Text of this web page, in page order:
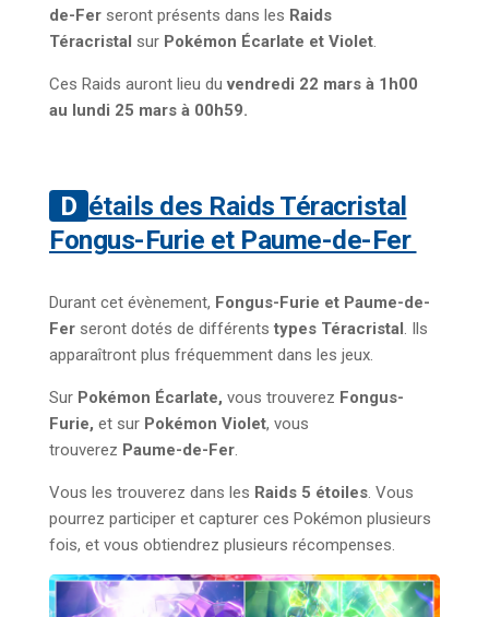
de-Fer seront présents dans les Raids
Téracristal sur Pokémon Écarlate et Violet.
Ces Raids auront lieu duvendredi 22 mars à 1h00
au lundi 25 mars à 00h59.
Détails des Raids Téracristal
Fongus-Furie et Paume-de-Fer
Durant cet évènement, Fongus-Furie et Paume-de-
Fer seront dotés de différents types Téracristal. Ils
apparaîtront plus fréquemment dans les jeux.
Sur Pokémon Écarlate, vous trouverez Fongus-
Furie, et sur Pokémon Violet, vous
trouverez Paume-de-Fer.
Vous les trouverez dans les Raids 5 étoiles. Vous
pourrez participer et capturer ces Pokémon plusieurs
fois, et vous obtiendrez plusieurs récompenses.